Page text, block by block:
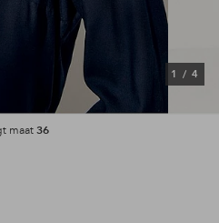
1 / 4
maat36